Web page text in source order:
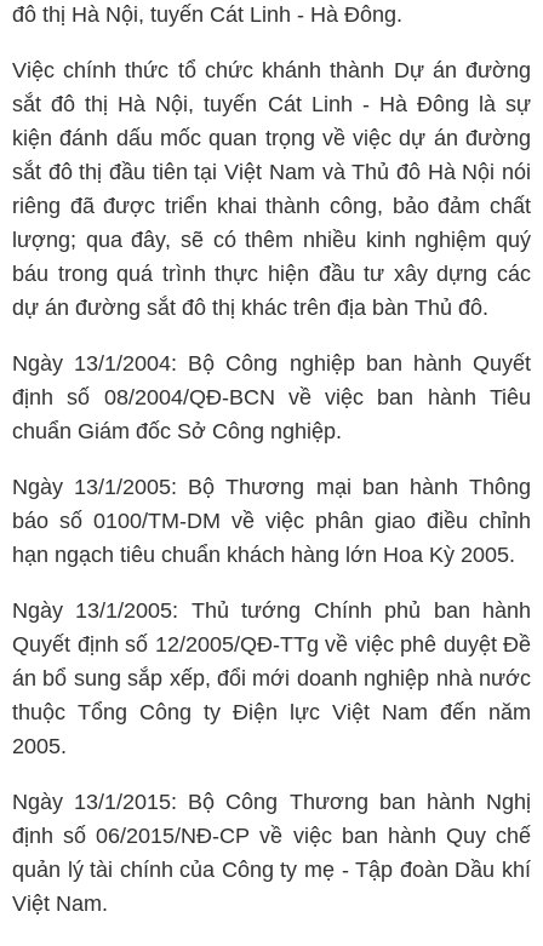
đô thị Hà Nội, tuyến Cát Linh - Hà Đông.
Việc chính thức tổ chức khánh thành Dự án đường
sắt đô thị Hà Nội, tuyến Cát Linh - Hà Đông là sự
kiện đánh dấu mốc quan trọng về việc dự án đường
sắt đô thị đầu tiên tại Việt Nam và Thủ đô Hà Nội nói
riêng đã được triển khai thành công, bảo đảm chất
lượng; qua đây, sẽ có thêm nhiều kinh nghiệm quý
báu trong quá trình thực hiện đầu tư xây dựng các
dự án đường sắt đô thị khác trên địa bàn Thủ đô.
Ngày 13/1/2004: Bộ Công nghiệp ban hành Quyết
định số 08/2004/QĐ-BCN về việc ban hành Tiêu
chuẩn Giám đốc Sở Công nghiệp.
Ngày 13/1/2005: Bộ Thương mại ban hành Thông
báo số 0100/TM-DM về việc phân giao điều chỉnh
hạn ngạch tiêu chuẩn khách hàng lớn Hoa Kỳ 2005.
Ngày 13/1/2005: Thủ tướng Chính phủ ban hành
Quyết định số 12/2005/QĐ-TTg về việc phê duyệt Đề
án bổ sung sắp xếp, đổi mới doanh nghiệp nhà nước
thuộc Tổng Công ty Điện lực Việt Nam đến năm
2005.
Ngày 13/1/2015: Bộ Công Thương ban hành Nghị
định số 06/2015/NĐ-CP về việc ban hành Quy chế
quản lý tài chính của Công ty mẹ - Tập đoàn Dầu khí
Việt Nam.